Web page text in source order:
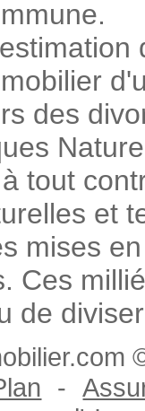
des
tout
et
mises
Ces
de
-